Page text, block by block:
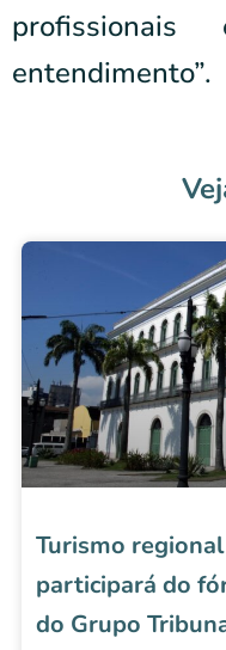
entendimento”.
Turismo
participará do
do Grupo